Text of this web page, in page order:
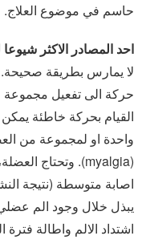
حاسم في موضوع العلاج.
احد المصادر الاكثر
لا يمارس بطريقة صحيحة.
حركة الى تفعيل مجموعة
القيام بحركة خاطئة
واحدة او لمجموعة من
اصابة متوسطة (نتيجة
يبذل خلال وجود الم عضلي
اشتداد الالم واطالة